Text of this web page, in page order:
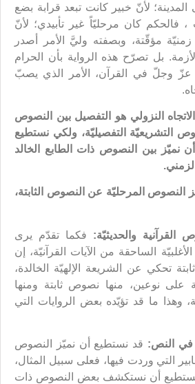
لأنّ خبير كانت تبعد قرابة بضع
فالحكم كان مرحليّاً غير تأبيدي؛ لأنّ
مؤقّتة، وبصفته وليَّ الأمر أصدر
بل تصرّح هذه الرواية بأن الحرام
عزّ وجلّ في القرآن، الأمر الذي يصبّ
النزولي هو التفصيل بين النصوص
التشريعيّة التفصيليّة، ولكي نستطيع
نميّز بين النصوص ذات الطابع الخالد
النصوص المرحليّة عن النصوص الثابتة،
القرآنية والحديثيّة: فكما تقدّم يرى
الساحقة من الآيات القرآنيّة، إن
تحكي عن الشريعة الإلهيّة الخالدة،
على نوعين، منها نصوص ثابتة ومنها
وهذا ما قد تؤيّده بعض الروايات التي
في النص: قد نستطيع أن نميّز النصوص
التي وردت فيها، فعلى سبيل المثال،
نستطيع أن نستكشف بعض النصوص ذات